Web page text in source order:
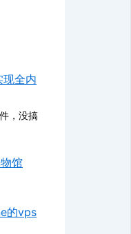
现全内
，没搞
馆
的vps